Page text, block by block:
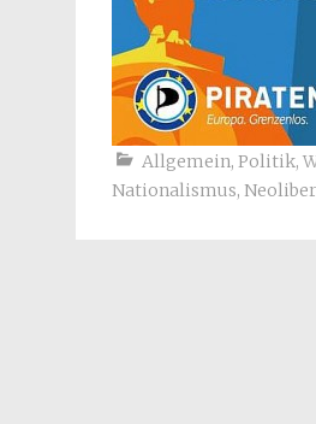
Allgemein, Politik,
Nationalismus,